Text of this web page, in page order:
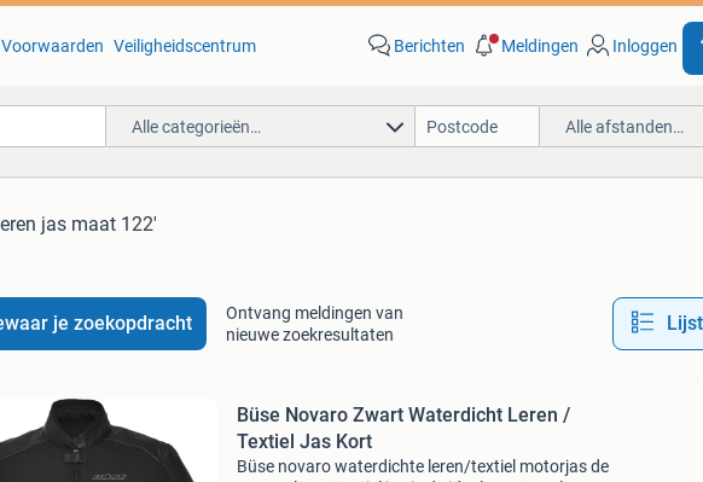
Voorwaarden Veiligheidscentrum Berichten Meldingen Inloggen
Alle categorieën… Alle afstanden…
jas maat 122'
je zoekopdracht
Ontvang meldingen van
nieuwe zoekresultaten
Lijst
Büse Novaro Zwart Waterdicht Leren /
Textiel Jas Kort
Büse novaro waterdichte leren/textiel motorjas de